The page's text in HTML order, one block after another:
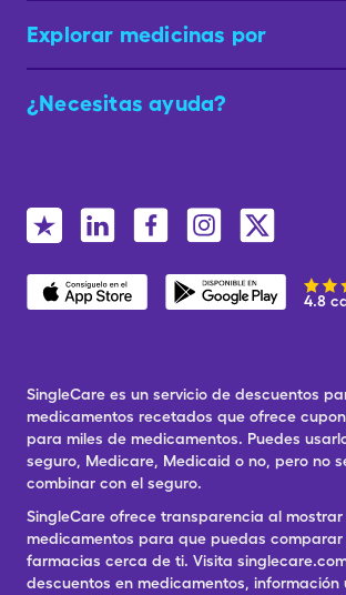
Explorar medicinas por
¿Necesitas ayuda?
4.8
SingleCare es un servicio de descuentos
medicamentos recetados que ofrece
para miles de medicamentos. Puedes
seguro, Medicare, Medicaid o no, pero no
combinar con el seguro.
SingleCare ofrece transparencia al
medicamentos para que puedas comparar
farmacias cerca de ti. Visita
descuentos en medicamentos, información